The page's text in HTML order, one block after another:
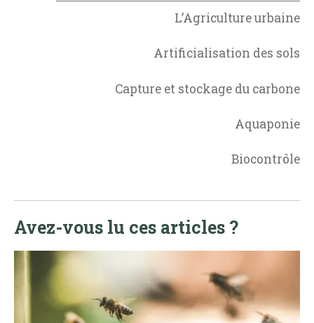
L’Agriculture urbaine
Artificialisation des sols
Capture et stockage du carbone
Aquaponie
Biocontrôle
Avez-vous lu ces articles ?